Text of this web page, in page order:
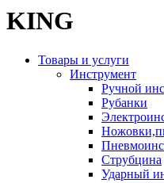
KING
Товары и услуги
Инструмент
Ручной
Рубанки
Струбцина
Ударный